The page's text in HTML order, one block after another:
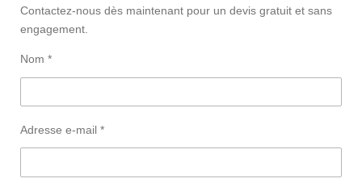
Contactez-nous dès maintenant pour un devis gratuit et sans
engagement.
Nom *
Adresse e-mail *